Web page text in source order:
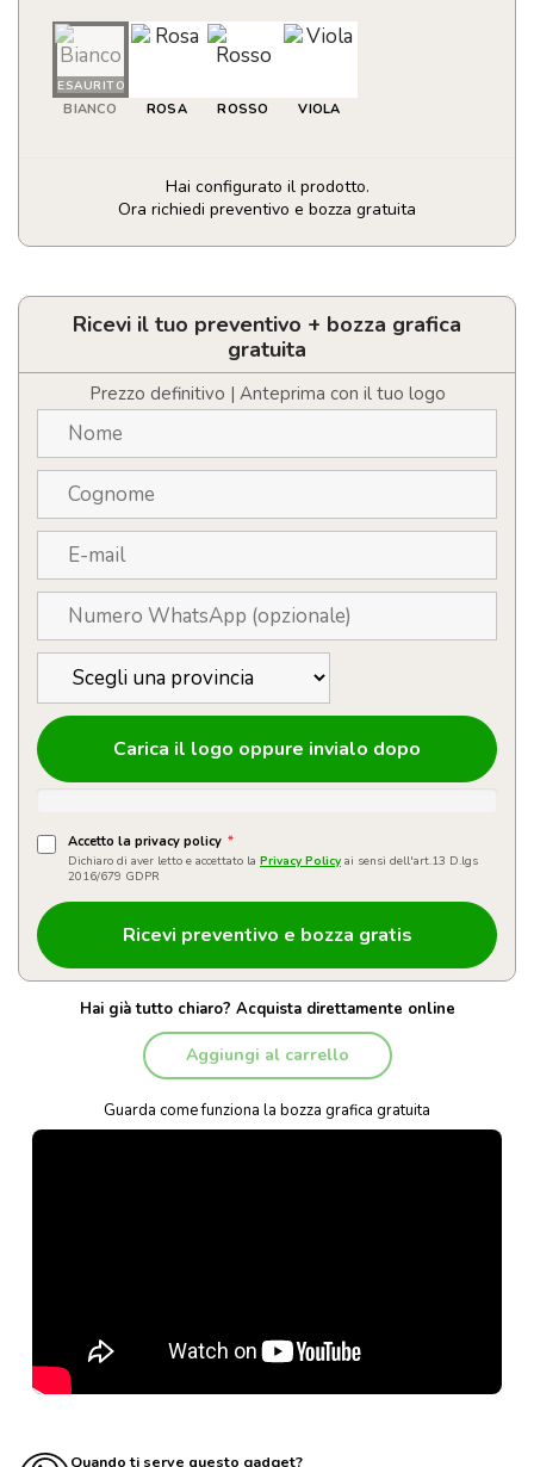
ESAURITO
BIANCO ROSA ROSSO VIOLA
Hai configurato il prodotto.
Ora richiedi preventivo e bozza gratuita
Antistress
forma
Logo
quantità
Ricevi il tuo preventivo + bozza grafica
gratuita
Prezzo definitivo | Anteprima con il tuo logo
Carica il logo oppure invialo dopo
Accetto la privacy policy *
Dichiaro di aver letto e accettato la Privacy Policy ai sensi dell'art.13 D.lgs
2016/679 GDPR
Hai già tutto chiaro? Acquista direttamente online
Aggiungi al carrello
Guarda come funziona la bozza grafica gratuita
Quando ti serve questo gadget?